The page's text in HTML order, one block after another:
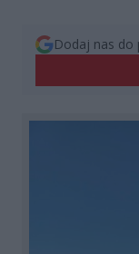
Dodaj nas do